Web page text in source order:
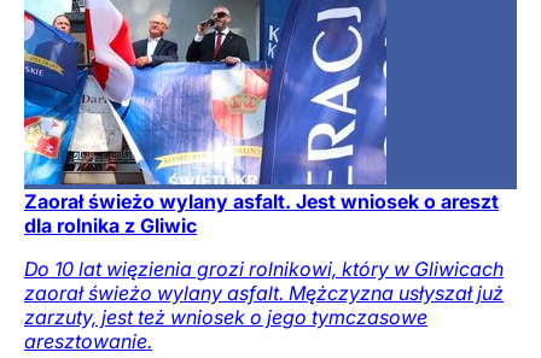
Zaorał świeżo wylany asfalt. Jest wniosek o areszt
dla rolnika z Gliwic
Do 10 lat więzienia grozi rolnikowi, który w Gliwicach
zaorał świeżo wylany asfalt. Mężczyzna usłyszał już
zarzuty, jest też wniosek o jego tymczasowe
aresztowanie.